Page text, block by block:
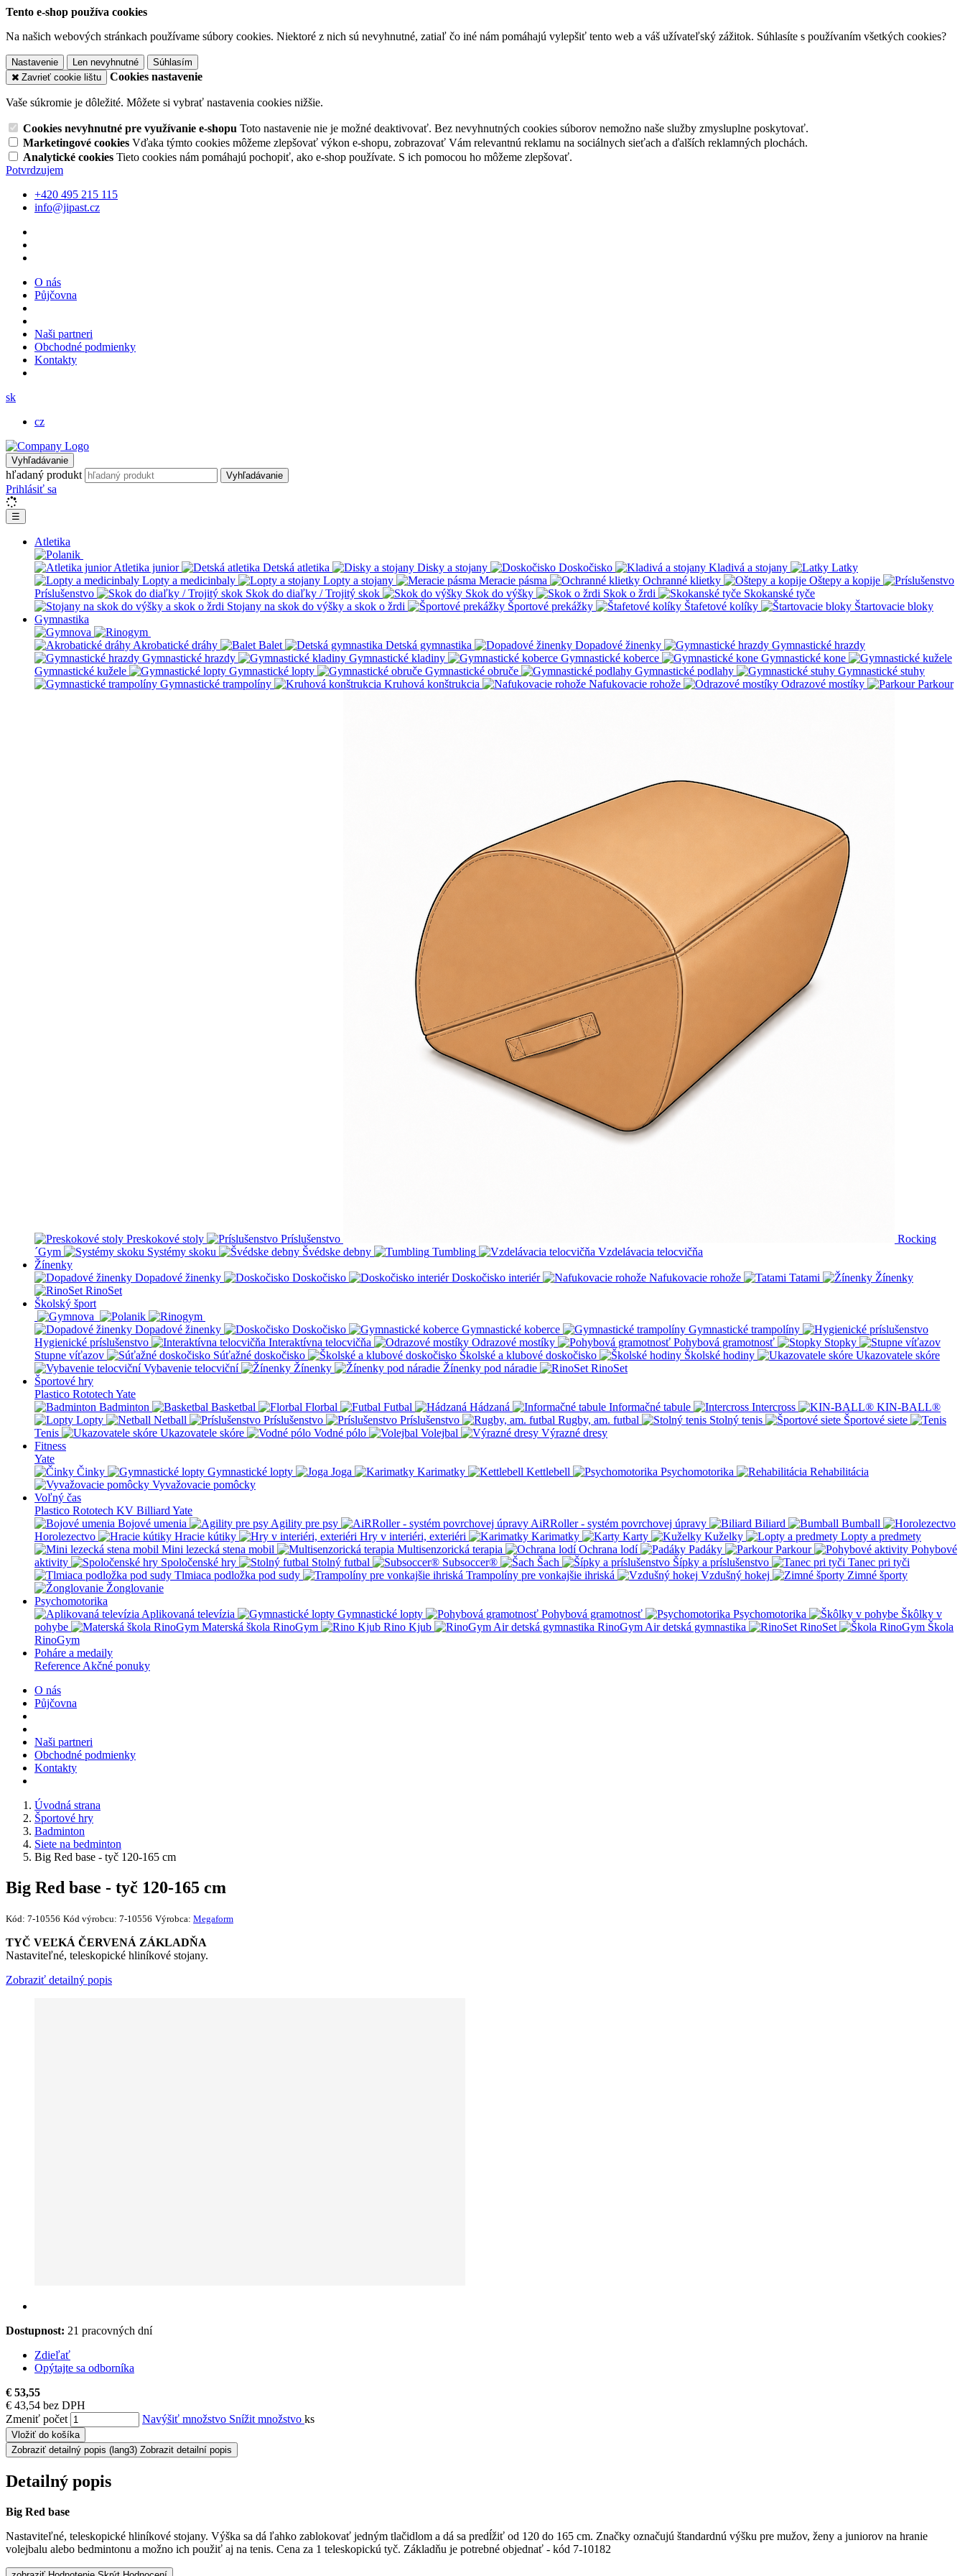
Tento e-shop používa cookies
Na našich webových stránkach používame súbory cookies. Niektoré z nich sú nevyhnutné, zatiaľ čo iné nám pomáhajú vylepšiť tento web a váš užívateľský zážitok. Súhlasíte s používaním všetkých cookies?
Nastavenie Len nevyhnutné
Súhlasím
Zavrieť cookie lištu
Cookies nastavenie
Vaše súkromie je dôležité. Môžete si vybrať nastavenia cookies nižšie.
Cookies nevyhnutné pre využívanie e-shopu Toto nastavenie nie je možné deaktivovať. Bez nevyhnutných cookies súborov nemožno naše služby zmysluplne poskytovať.
Marketingové cookies Vďaka týmto cookies môžeme zlepšovať výkon e-shopu, zobrazovať Vám relevantnú reklamu na sociálnych sieťach a ďalších reklamných plochách.
Analytické cookies Tieto cookies nám pomáhajú pochopiť, ako e-shop používate. S ich pomocou ho môžeme zlepšovať.
Potvrdzujem
+420 495 215 115
info@jipast.cz
O nás
Půjčovna
Naši partneri
Obchodné podmienky
Kontakty
sk
cz
Vyhľadávanie
hľadaný produkt Vyhľadávanie
Prihlásiť sa
☰
Atletika
Atletika junior Detská atletika Disky a stojany Doskočisko Kladivá a stojany
Latky
Lopty a medicinbaly
Lopty a stojany Meracie pásma Ochranné klietky
Oštepy a kopije
Príslušenstvo
Skok do diaľky / Trojitý skok Skok do výšky Skok o žrdi
Skokanské tyče
Stojany na skok do výšky a skok o žrdi
Športové prekážky Štafetové kolíky
Štartovacie bloky
Gymnastika
Akrobatické dráhy Balet Detská gymnastika Dopadové žinenky
Gymnastické hrazdy
Gymnastické hrazdy
Gymnastické kladiny Gymnastické koberce
Gymnastické kone
Gymnastické kužele
Gymnastické lopty Gymnastické obruče Gymnastické podlahy
Gymnastické stuhy
Gymnastické trampolíny
Kruhová konštrukcia Nafukovacie rohože Odrazové mostíky Parkour
Preskokové stoly Príslušenstvo
Rocking
´Gym
Systémy skoku Švédske debny Tumbling
Vzdelávacia telocvičňa
Žínenky
Dopadové žinenky
Doskočisko Doskočisko interiér Nafukovacie rohože Tatami
Žínenky
RinoSet
Školský šport
Dopadové žinenky Doskočisko Gymnastické koberce
Gymnastické trampolíny
Hygienické príslušenstvo
Interaktívna telocvičňa Odrazové mostíky Pohybová gramotnosť
Stopky
Stupne víťazov
Súťažné doskočisko Školské a klubové doskočisko Školské hodiny
Ukazovatele skóre
Vybavenie telocviční
Žínenky Žínenky pod náradie
RinoSet
Športové hry
Plastico Rototech Yate
Badminton
Basketbal Florbal Futbal Hádzaná Informačné tabule Intercross
KIN-BALL®
Lopty
Netball Príslušenstvo Príslušenstvo Rugby, am. futbal Stolný tenis
Športové siete
Tenis
Ukazovatele skóre Vodné pólo Volejbal
Výrazné dresy
Fitness
Yate
Činky
Gymnastické lopty Joga Karimatky Kettlebell Psychomotorika
Rehabilitácia
Vyvažovacie pomôcky
Voľný čas
Plastico Rototech KV Billiard Yate
Bojové umenia
Agility pre psy AiRRoller - systém povrchovej úpravy Biliard
Bumball
Horolezectvo
Hracie kútiky Hry v interiéri, exteriéri Karimatky Karty Kuželky
Lopty a predmety
Mini lezecká stena mobil
Multisenzorická terapia Ochrana lodí Padáky Parkour
Pohybové
aktivity
Spoločenské hry Stolný futbal Subsoccer® Šach Šípky a príslušenstvo
Tanec pri tyči
Tlmiaca podložka pod sudy
Trampolíny pre vonkajšie ihriská Vzdušný hokej
Zimné športy
Žonglovanie
Psychomotorika
Aplikovaná televízia
Gymnastické lopty Pohybová gramotnosť Psychomotorika
Škôlky v
pohybe
Materská škola RinoGym Rino Kjub RinoGym Air detská gymnastika RinoSet
Škola
RinoGym
Poháre a medaily
Reference Akčné ponuky
O nás
Půjčovna
Naši partneri
Obchodné podmienky
Kontakty
Úvodná strana
Športové hry
Badminton
Siete na bedminton
Big Red base - tyč 120-165 cm
Big Red base - tyč 120-165 cm
Kód: 7-10556 Kód výrobcu: 7-10556 Výrobca: Megaform
TYČ VEĽKÁ ČERVENÁ ZÁKLADŇA
Nastaviteľné, teleskopické hliníkové stojany.
Zobraziť detailný popis
Dostupnost: 21 pracovných dní
Zdieľať
Opýtajte sa odborníka
€ 53,55
€ 43,54 bez DPH
Zmeniť počet
Navýšiť množstvo Snížit množstvo ks
Vložiť do košíka
Zobraziť detailný popis (lang3) Zobrazit detailní popis
Detailný popis
Big Red base
Nastaviteľné, teleskopické hliníkové stojany. Výška sa dá ľahko zablokovať jedným tlačidlom a dá sa predĺžiť od 120 do 165 cm. Značky označujú štandardnú výšku pre mužov, ženy a juniorov na hranie
volejbalu alebo bedmintonu a možno ich použiť aj na tenis. Cena za 1 teleskopickú tyč. Základňu je potrebné objednať - kód 7-10182